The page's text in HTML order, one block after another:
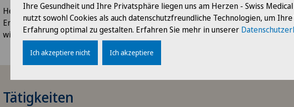
Heute werden in der Ergotherapie verschiedenste Leistungen angeboten. Die
Ergotherapeut unterstützt die Patienten in verschiedensten Bereichen, damit ein
wieder aufgenommen werden kann.
Tätigkeiten
Ihre Gesundheit und Ihre Privatsphäre liegen uns am Herzen - Swiss
nutzt sowohl Cookies als auch datenschutzfreundliche Technologien, um
Erfahrung optimal zu gestalten. Erfahren Sie mehr in unserer
Ich akzeptiere nicht Ich akzeptiere